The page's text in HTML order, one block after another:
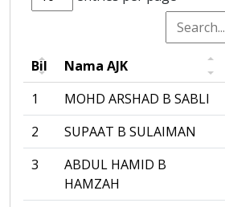
Bil Nama AJK
1
MOHD ARSHAD B SABLI
2
SUPAAT B SULAIMAN
3
ABDUL HAMID B
HAMZAH